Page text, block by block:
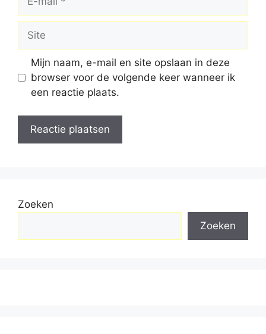
Site
Mijn naam, e-mail en site opslaan in deze
browser voor de volgende keer wanneer ik
een reactie plaats.
Zoeken
Zoeken